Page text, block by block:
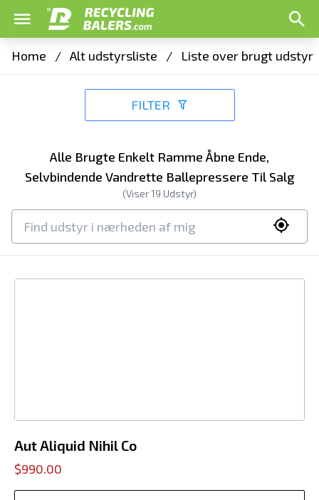
Home / Alt udstyrsliste / Liste over brugt udstyr
FILTER
Alle Brugte Enkelt Ramme Åbne Ende,
Selvbindende Vandrette Ballepressere Til Salg
(Viser19 Udstyr)
Aut Aliquid Nihil Co
$990.00